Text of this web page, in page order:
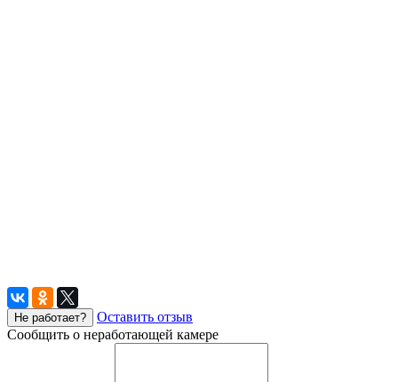
Не работает?
Оставить отзыв
Сообщить о неработающей камере